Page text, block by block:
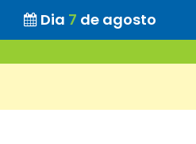
Dia 7 de agosto